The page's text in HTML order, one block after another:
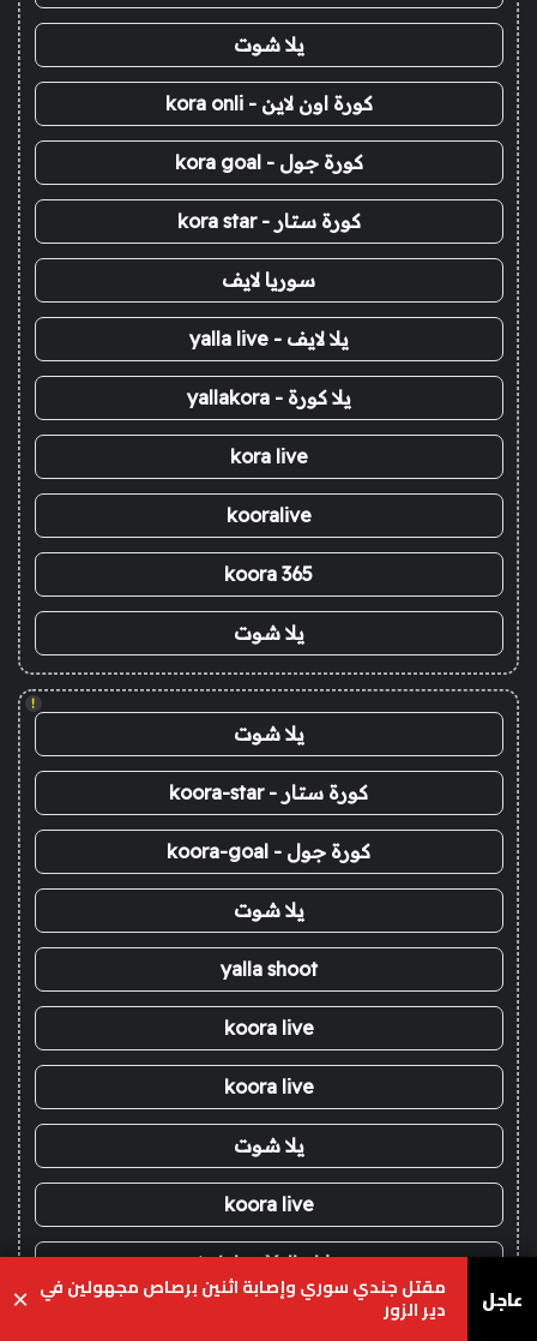
يلا شوت
كورة اون لاين - kora onli
كورة جول - kora goal
كورة ستار - kora star
سوريا لايف
يلا لايف - yalla live
يلا كورة - yallakora
kora live
kooralive
koora 365
يلا شوت
!
يلا شوت
كورة ستار - koora-star
كورة جول - koora-goal
يلا شوت
yalla shoot
koora live
koora live
يلا شوت
koora live
Yalla Live - يلا لايف
عاجل مقتل جندي سوري وإصابة اثنين برصاص مجهولين في
دير الزور ×